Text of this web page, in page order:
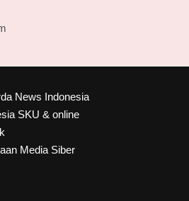
News Indonesia
SKU & online
Media Siber